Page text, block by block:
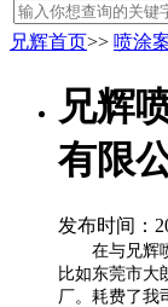
兄辉首页>> 喷涂
兄辉
有限
发布时间：
在与兄辉喷
比如东莞市大
厂。耗费了我